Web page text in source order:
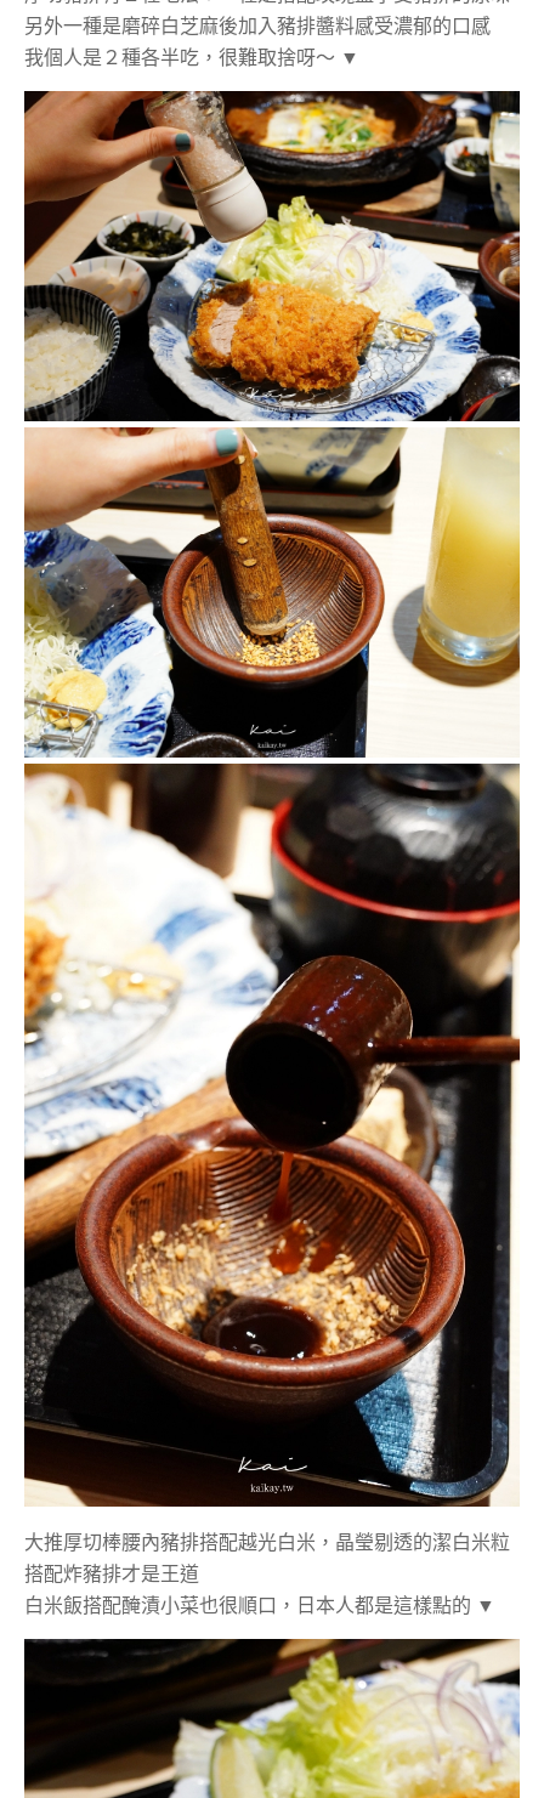
另外一種是磨碎白芝麻後加入豬排醬料感受濃郁的口感
我個人是２種各半吃，很難取捨呀～ ▼
大推厚切棒腰內豬排搭配越光白米，晶瑩剔透的潔白米粒
搭配炸豬排才是王道
白米飯搭配醃漬小菜也很順口，日本人都是這樣點的 ▼